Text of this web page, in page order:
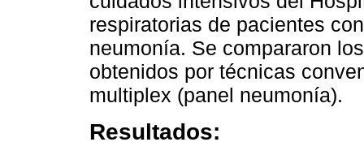
respiratorias de pacientes
neumonía. Se compararon
obtenidos por técnicas
multiplex (panel neumonía).
Resultados: